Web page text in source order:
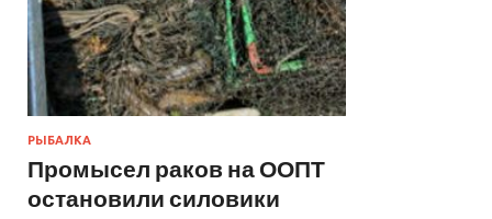
РЫБАЛКА
Промысел раков на ООПТ
остановили силовики